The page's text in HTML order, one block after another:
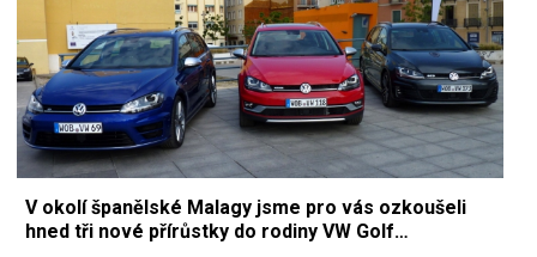
V okolí španělské Malagy jsme pro vás ozkoušeli
hned tři nové přírůstky do rodiny VW Golf…